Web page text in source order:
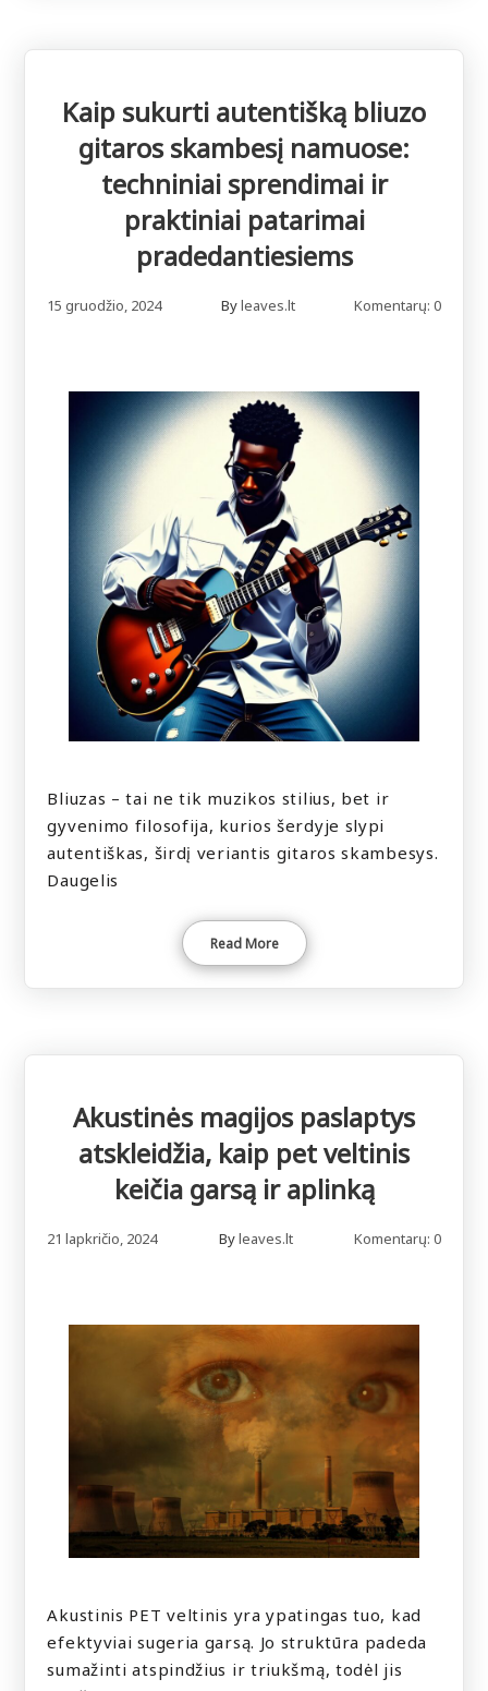
Kaip sukurti autentišką bliuzo
gitaros skambesį namuose:
techniniai sprendimai ir
praktiniai patarimai
pradedantiesiems
15 gruodžio, 2024 Byleaves.lt Komentarų: 0
Bliuzas – tai ne tik muzikos stilius, bet ir
gyvenimo filosofija, kurios šerdyje slypi
autentiškas, širdį veriantis gitaros skambesys.
Daugelis
Read More
Akustinės magijos paslaptys
atskleidžia, kaip pet veltinis
keičia garsą ir aplinką
21 lapkričio, 2024 Byleaves.lt Komentarų: 0
Akustinis PET veltinis yra ypatingas tuo, kad
efektyviai sugeria garsą. Jo struktūra padeda
sumažinti atspindžius ir triukšmą, todėl jis